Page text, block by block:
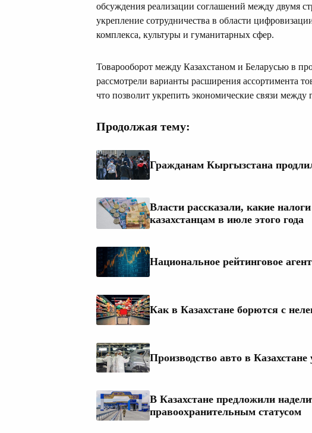
обсуждения реализации соглашений между двумя
укрепление сотрудничества в области
комплекса, культуры и гуманитарных сфер.
Товарооборот между Казахстаном и Беларусью в
рассмотрели варианты расширения ассортимента
что позволит укрепить экономические связи между
Продолжая тему:
Гражданам Кыргызстана
Власти рассказали, какие
казахстанцам в июле этого года
Национальное рейтинговое
Как в Казахстане борются с
Производство авто в Казахстане
В Казахстане предложили
правоохранительным статусом